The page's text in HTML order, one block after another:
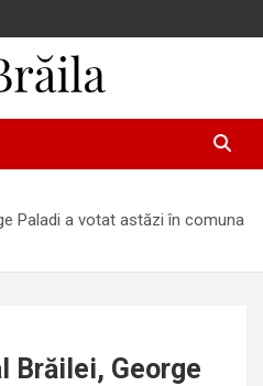
Paladi a votat astăzi în comuna
Brăilei, George